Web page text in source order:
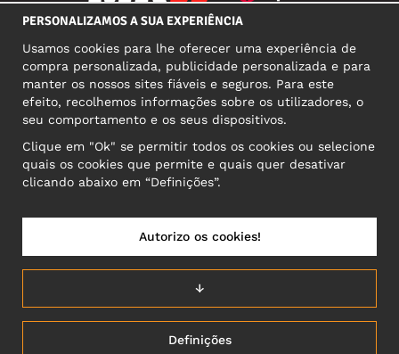
MORADA COMERCIAL
Narva mnt 5, EE-10117 Tallinn
Reg: 12356245
PORTUGAL/PORTUGUÊS
PERSONALIZAMOS A SUA EXPERIÊNCIA
Usamos cookies para lhe oferecer uma experiência de
compra personalizada, publicidade personalizada e para
manter os nossos sites fiáveis e seguros. Para este
efeito, recolhemos informações sobre os utilizadores, o
seu comportamento e os seus dispositivos.
Clique em "Ok" se permitir todos os cookies ou selecione
quais os cookies que permite e quais quer desativar
clicando abaixo em “Definições”.
Definições
↓
Autorizo os cookies!